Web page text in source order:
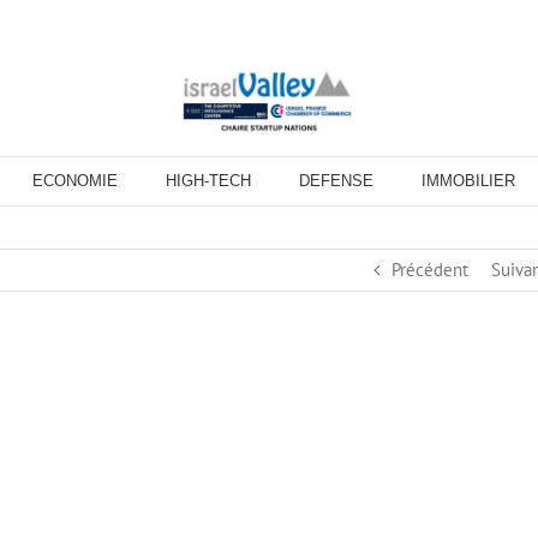
ECONOMIE HIGH-TECH DEFENSE IMMOBILIER
Précédent